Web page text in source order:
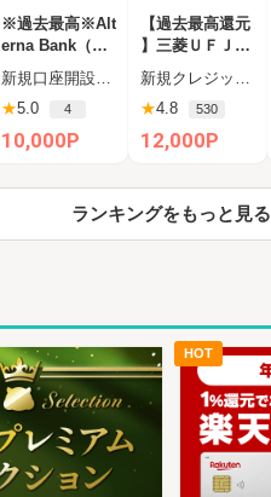
※過去最高※Alt
erna Bank（オ
ルタナバンク）
1万円投資完了
新規口座開設申込後、45日以内に1万円以上の投資
★5.0 4
10,000P
【過去最高還元
】三菱ＵＦＪカ
ード【最大42,0
00円相当】
新規クレジットカード発行完了（カード受取必須）
★4.8 530
12,000P
ランキングをもっと見る
HOT